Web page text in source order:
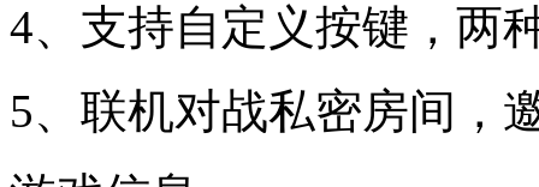
4、支持自定义按键，两
5、联机对战私密房间，